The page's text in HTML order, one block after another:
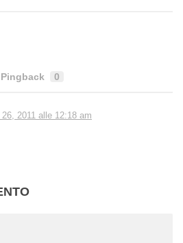
Pingback 0
2011 alle 12:18 am